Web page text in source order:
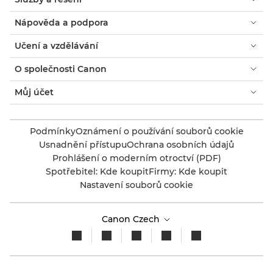
Nápověda a podpora
Učení a vzdělávání
O společnosti Canon
Můj účet
PodmínkyOznámení o používání souborů cookie
Usnadnění přístupuOchrana osobních údajů
Prohlášení o moderním otroctví (PDF)
Spotřebitel: Kde koupitFirmy: Kde koupit
Nastavení souborů cookie
Canon Czech